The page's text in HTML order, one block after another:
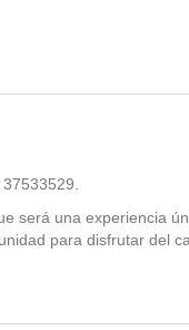
será una experiencia
para disfrutar del